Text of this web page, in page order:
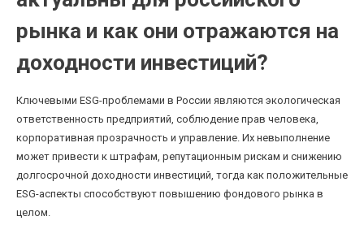
рынка и как они отражаются на
доходности инвестиций?
Ключевыми ESG-проблемами в России являются экологическая
ответственность предприятий, соблюдение прав человека,
корпоративная прозрачность и управление. Их невыполнение
может привести к штрафам, репутационным рискам и снижению
долгосрочной доходности инвестиций, тогда как положительные
ESG-аспекты способствуют повышению фондового рынка в
целом.